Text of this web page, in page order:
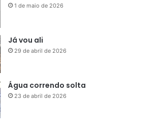
Monster é monstro
Menos que silêncio
Já vou ali